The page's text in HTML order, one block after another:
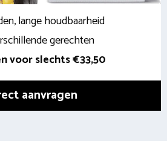
lange houdbaarheid
gerechten
voor slechts €33,50
aanvragen